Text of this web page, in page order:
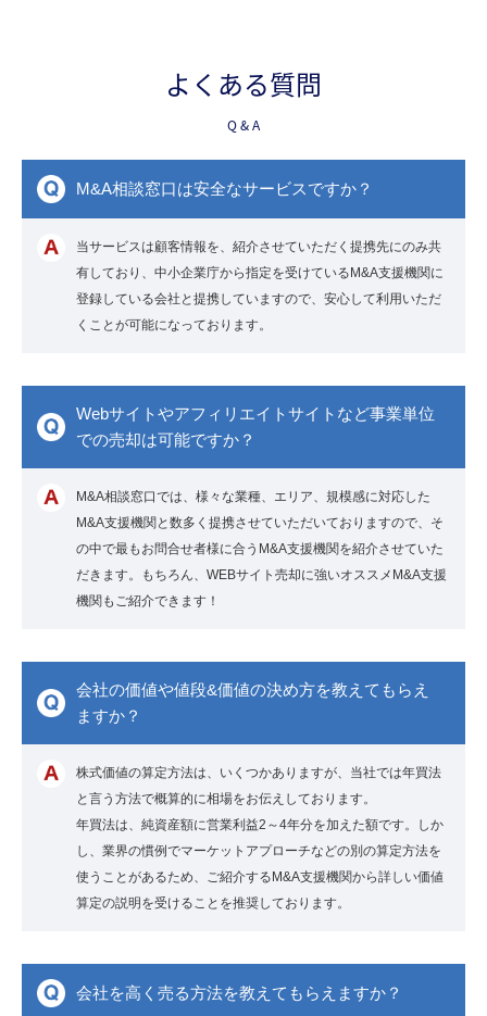
よくある質問
Q & A
M&A相談窓口は安全なサービスですか？
当サービスは顧客情報を、紹介させていただく提携先にのみ共
有しており、中小企業庁から指定を受けているM&A支援機関に
登録している会社と提携していますので、安心して利用いただ
くことが可能になっております。
Webサイトやアフィリエイトサイトなど事業単位
での売却は可能ですか？
M&A相談窓口では、様々な業種、エリア、規模感に対応した
M&A支援機関と数多く提携させていただいておりますので、そ
の中で最もお問合せ者様に合うM&A支援機関を紹介させていた
だきます。もちろん、WEBサイト売却に強いオススメM&A支援
機関もご紹介できます！
会社の価値や値段&価値の決め方を教えてもらえ
ますか？
株式価値の算定方法は、いくつかありますが、当社では年買法
と言う方法で概算的に相場をお伝えしております。
年買法は、純資産額に営業利益2～4年分を加えた額です。しか
し、業界の慣例でマーケットアプローチなどの別の算定方法を
使うことがあるため、ご紹介するM&A支援機関から詳しい価値
算定の説明を受けることを推奨しております。
会社を高く売る方法を教えてもらえますか？